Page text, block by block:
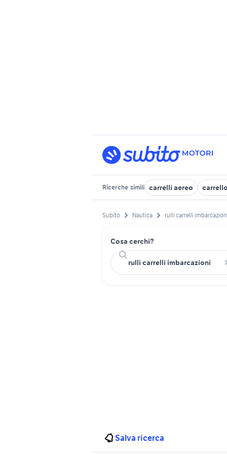
Ricerche simili carrelli aereo
Subito Nautica rulli carrelli
Cosa cerchi?
Salva ricerca